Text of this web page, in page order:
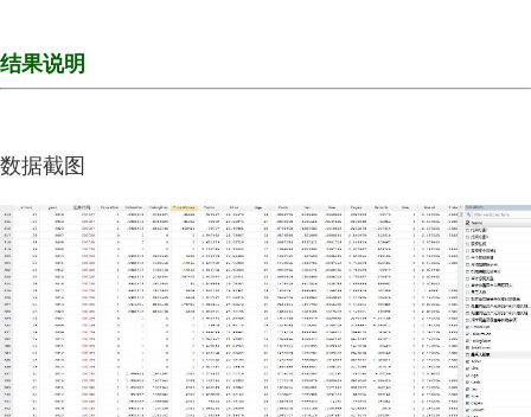
结果说明
数据截图